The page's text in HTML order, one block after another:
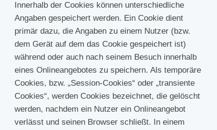
Innerhalb der Cookies können unterschiedliche
Angaben gespeichert werden. Ein Cookie dient
primär dazu, die Angaben zu einem Nutzer (bzw.
dem Gerät auf dem das Cookie gespeichert ist)
während oder auch nach seinem Besuch innerhalb
eines Onlineangebotes zu speichern. Als temporäre
Cookies, bzw. „Session-Cookies“ oder „transiente
Cookies“, werden Cookies bezeichnet, die gelöscht
werden, nachdem ein Nutzer ein Onlineangebot
verlässt und seinen Browser schließt. In einem